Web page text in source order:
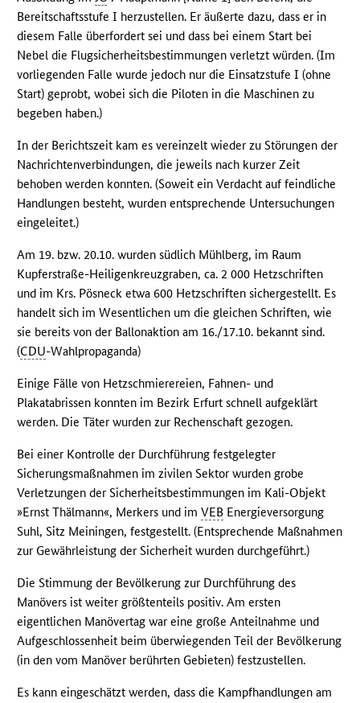
Bereitschaftsstufe I herzustellen. Er äußerte dazu, dass er in
diesem Falle überfordert sei und dass bei einem Start bei
Nebel die Flugsicherheitsbestimmungen verletzt würden. (Im
vorliegenden Falle wurde jedoch nur die Einsatzstufe I (ohne
Start) geprobt, wobei sich die Piloten in die Maschinen zu
begeben haben.)
In der Berichtszeit kam es vereinzelt wieder zu Störungen der
Nachrichtenverbindungen, die jeweils nach kurzer Zeit
behoben werden konnten. (Soweit ein Verdacht auf feindliche
Handlungen besteht, wurden entsprechende Untersuchungen
eingeleitet.)
Am 19. bzw. 20.10. wurden südlich Mühlberg, im Raum
Kupferstraße-Heiligenkreuzgraben, ca. 2 000 Hetzschriften
und im Krs. Pösneck etwa 600 Hetzschriften sichergestellt. Es
handelt sich im Wesentlichen um die gleichen Schriften, wie
sie bereits von der Ballonaktion am 16./17.10. bekannt sind.
(CDU-Wahlpropaganda)
Einige Fälle von Hetzschmierereien, Fahnen- und
Plakatabrissen konnten im Bezirk Erfurt schnell aufgeklärt
werden. Die Täter wurden zur Rechenschaft gezogen.
Bei einer Kontrolle der Durchführung festgelegter
Sicherungsmaßnahmen im zivilen Sektor wurden grobe
Verletzungen der Sicherheitsbestimmungen im Kali-Objekt
»Ernst Thälmann«, Merkers und imVEB Energieversorgung
Suhl, Sitz Meiningen, festgestellt. (Entsprechende Maßnahmen
zur Gewährleistung der Sicherheit wurden durchgeführt.)
Die Stimmung der Bevölkerung zur Durchführung des
Manövers ist weiter größtenteils positiv. Am ersten
eigentlichen Manövertag war eine große Anteilnahme und
Aufgeschlossenheit beim überwiegenden Teil der Bevölkerung
(in den vom Manöver berührten Gebieten) festzustellen.
Es kann eingeschätzt werden, dass die Kampfhandlungen am